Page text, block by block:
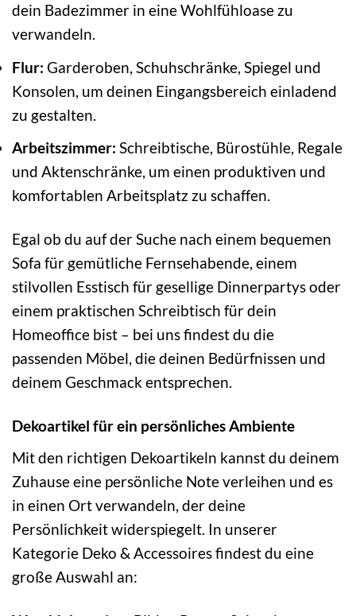
dein Badezimmer in eine Wohlfühloase zu
verwandeln.
Flur: Garderoben, Schuhschränke, Spiegel und
Konsolen, um deinen Eingangsbereich einladend
zu gestalten.
Arbeitszimmer: Schreibtische, Bürostühle, Regale
und Aktenschränke, um einen produktiven und
komfortablen Arbeitsplatz zu schaffen.
Egal ob du auf der Suche nach einem bequemen
Sofa für gemütliche Fernsehabende, einem
stilvollen Esstisch für gesellige Dinnerpartys oder
einem praktischen Schreibtisch für dein
Homeoffice bist – bei uns findest du die
passenden Möbel, die deinen Bedürfnissen und
deinem Geschmack entsprechen.
Dekoartikel für ein persönliches Ambiente
Mit den richtigen Dekoartikeln kannst du deinem
Zuhause eine persönliche Note verleihen und es
in einen Ort verwandeln, der deine
Persönlichkeit widerspiegelt. In unserer
Kategorie Deko & Accessoires findest du eine
große Auswahl an: